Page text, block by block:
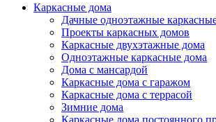
Каркасные дома
Дачные одноэтажные
Проекты каркасных домов
Каркасные двухэтажные дома
Одноэтажные каркасные дома
Дома с мансардой
Каркасные дома с гаражом
Каркасные дома с террасой
Зимние дома
Каркасные дома постоянного